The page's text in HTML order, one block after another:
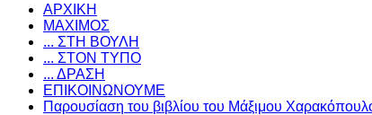
ΑΡΧΙΚΗ
ΜΑΧΙΜΟΣ
... ΣΤΗ ΒΟΥΛΗ
... ΣΤΟΝ ΤΥΠΟ
... ΔΡΑΣΗ
ΕΠΙΚΟΙΝΩΝΟΥΜΕ
Παρουσίαση του βιβλίου του Μάξιμου